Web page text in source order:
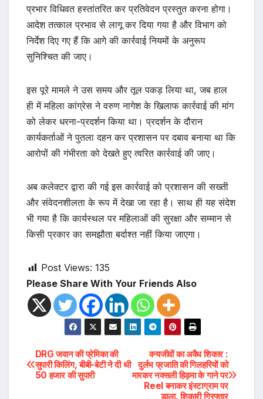
प्रभार विधिवत हस्तांतरित कर प्रतिवेदन प्रस्तुत करना होगा।
आदेश तत्काल प्रभाव से लागू कर दिया गया है और विभाग को
निर्देश दिए गए हैं कि आगे की कार्रवाई नियमों के अनुरूप
सुनिश्चित की जाए।
इस पूरे मामले ने उस समय और तूल पकड़ लिया था, जब हाल
ही में महिला कांग्रेस ने वरुण नागेश के खिलाफ कार्रवाई की मांग
को लेकर धरना-प्रदर्शन किया था। प्रदर्शन के दौरान
कार्यकर्ताओं ने पुतला दहन कर प्रशासन पर दबाव बनाया था कि
आरोपों की गंभीरता को देखते हुए त्वरित कार्रवाई की जाए।
अब कलेक्टर द्वारा की गई इस कार्रवाई को प्रशासन की सख्ती
और संवेदनशीलता के रूप में देखा जा रहा है। साथ ही यह संदेश
भी गया है कि कार्यस्थल पर महिलाओं की सुरक्षा और सम्मान से
किसी प्रकार का समझौता बर्दाश्त नहीं किया जाएगा।
Post Views: 135
Please Share With Your Friends Also
Post
navigation
वन्यजीवों का अवैध शिकार :
दुर्लभ प्रजाति की गिलहरियों को
मारकर नक्सली हिड़मा के गाने पर
Reel बनाकर इंस्टाग्राम पर
डाला, शिकारी गिरफ्तार
DRG जवान की प्रेमिका की
सुपारी किलिंग, बीबी-बेटी ने दी थी
50 हजार की सुपारी